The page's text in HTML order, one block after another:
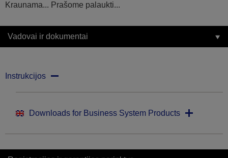
Kraunama... Prašome palaukti...
Vadovai ir dokumentai
Instrukcijos
Downloads for Business System Products